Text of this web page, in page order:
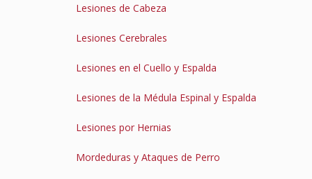
Lesiones de Cabeza
Lesiones Cerebrales
Lesiones en el Cuello y Espalda
Lesiones de la Médula Espinal y Espalda
Lesiones por Hernias
Mordeduras y Ataques de Perro